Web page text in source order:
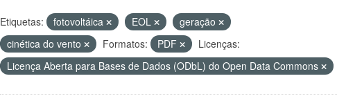
Etiquetas: fotovoltáica EOL
geração
cinética do vento
Formatos: PDF
Licenças:
Licença Aberta para Bases de Dados (ODbL) do Open Data Commons